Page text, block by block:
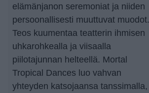
elämänjanon seremoniat ja niiden
persoonallisesti muuttuvat muodot.
Teos kuumentaa teatterin ihmisen
uhkarohkealla ja viisaalla
piilotajunnan helteellä. Mortal
Tropical Dances luo vahvan
yhteyden katsojaansa tanssimalla,